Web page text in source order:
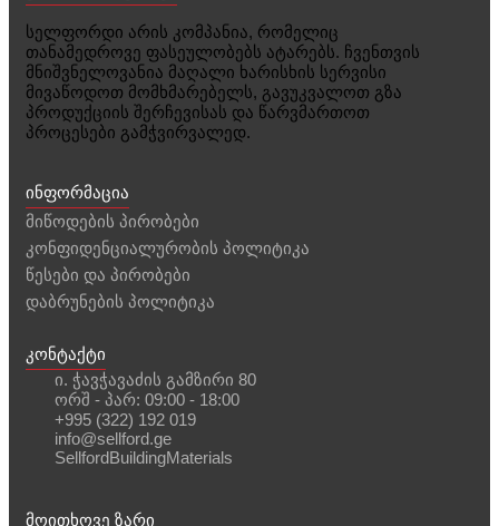
სელფორდი არის კომპანია, რომელიც
თანამედროვე ფასეულობებს ატარებს. ჩვენთვის
მნიშვნელოვანია მაღალი ხარისხის სერვისი
მივაწოდოთ მომხმარებელს, გავუკვალოთ გზა
პროდუქციის შერჩევისას და წარვმართოთ
პროცესები გამჭვირვალედ.
ინფორმაცია
მიწოდების პირობები
კონფიდენციალურობის პოლიტიკა
წესები და პირობები
დაბრუნების პოლიტიკა
კონტაქტი
ი. ჭავჭავაძის გამზირი 80
ორშ - პარ: 09:00 - 18:00
+995 (322) 192 019
info@sellford.ge
SellfordBuildingMaterials
მოითხოვე ზარი